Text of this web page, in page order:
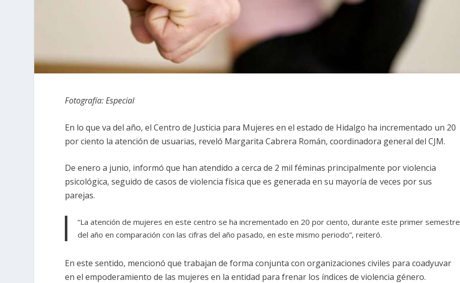
Fotografía: Especial
En lo que va del año, el Centro de Justicia para Mujeres en el estado de Hidalgo ha incrementado un 20
por ciento la atención de usuarias, reveló Margarita Cabrera Román, coordinadora general del CJM.
De enero a junio, informó que han atendido a cerca de 2 mil féminas principalmente por violencia
psicológica, seguido de casos de violencia física que es generada en su mayoría de veces por sus
parejas.
“La atención de mujeres en este centro se ha incrementado en 20 por ciento, durante este primer semestre
del año en comparación con las cifras del año pasado, en este mismo periodo”, reiteró.
En este sentido, mencionó que trabajan de forma conjunta con organizaciones civiles para coadyuvar
en el empoderamiento de las mujeres en la entidad para frenar los índices de violencia género.